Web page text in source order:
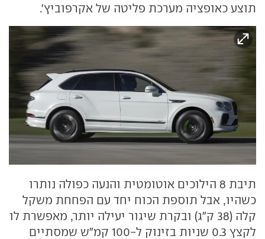
תוצע כאופציה מערכת פליטה של אקרפוביץ'.
תיבת 8 הילוכים אוטומטית והנעה כפולה נותרו
כשהיו, אבל תוספת הכוח יחד עם הפחחת משקל
קלה (38 ק"ג) ובקרת שיגור יעילה יותר, מאפשרת לו
לקצץ 0.3 שניות בזינוק ל-100 קמ"ש שמסתיים